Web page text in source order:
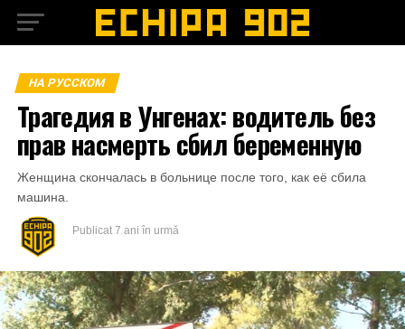
НА РУССКОМ
Трагедия в Унгенах: водитель без
прав насмерть сбил беременную
Женщина скончалась в больнице после того, как её сбила
машина.
Publicat 7 ani în urmă